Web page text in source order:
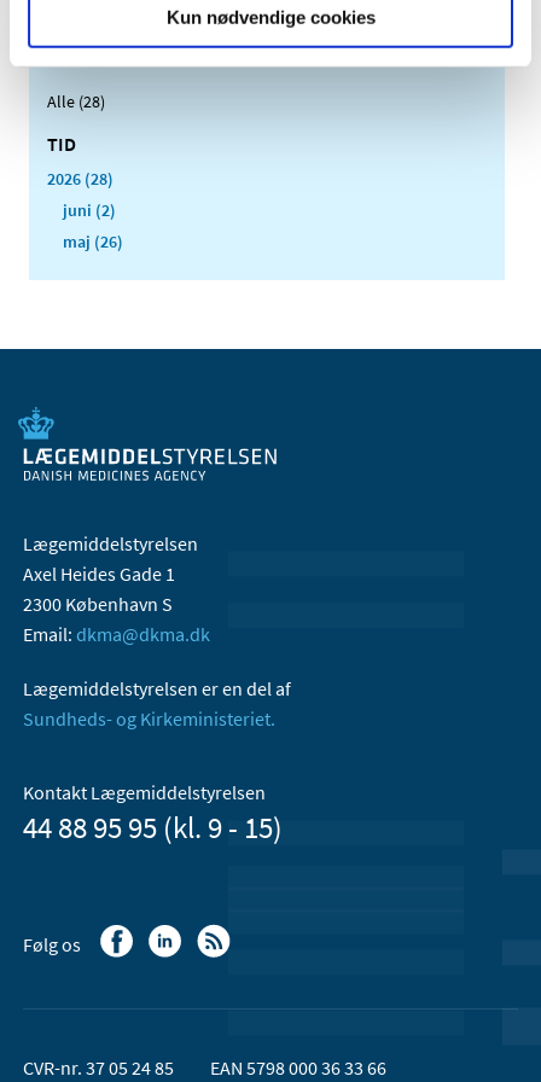
Kun nødvendige cookies
Alle (28)
TID
2026 (28)
juni (2)
maj (26)
Lægemiddelstyrelsen
Axel Heides Gade 1
2300 København S
Email: dkma@dkma.dk
Lægemiddelstyrelsen er en del af
Sundheds- og Kirkeministeriet.
Kontakt Lægemiddelstyrelsen
44 88 95 95 (kl. 9 - 15)
Følg os
CVR-nr. 37 05 24 85 EAN 5798 000 36 33 66